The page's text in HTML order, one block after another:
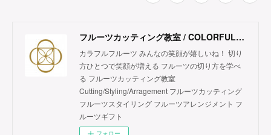
フルーツカッティング教室 / COLORFUL FRUITS
カラフルフルーツ みんなの笑顔が嬉しいね！ 切り
方ひとつで笑顔が増える フルーツの切り方を学べ
る フルーツカッティング教室
Cutting/Styling/Arragement フルーツカッティング
フルーツスタイリング フルーツアレンジメント フ
ルーツギフト
フォロー